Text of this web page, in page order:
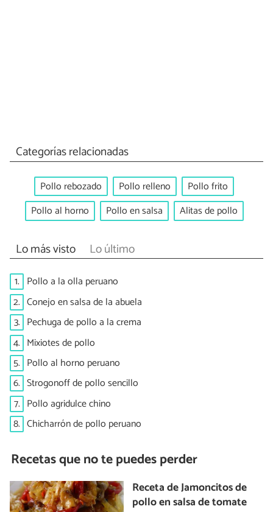
Categorías relacionadas
Pollo rebozado Pollo relleno
Pollo frito
Pollo al horno
Pollo en salsa Alitas de pollo
Lo más visto Lo último
1. Pollo a la olla peruano
2. Conejo en salsa de la abuela
3. Pechuga de pollo a la crema
4. Mixiotes de pollo
5. Pollo al horno peruano
6. Strogonoff de pollo sencillo
7. Pollo agridulce chino
8. Chicharrón de pollo peruano
Recetas que no te puedes perder
Receta de Jamoncitos de
pollo en salsa de tomate